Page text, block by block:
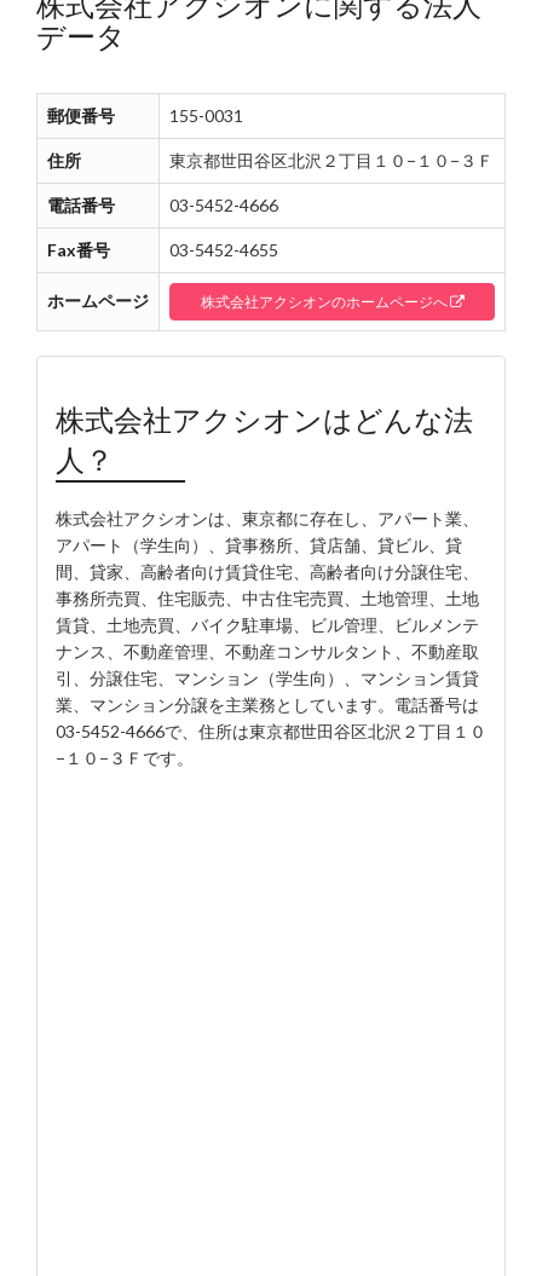
データ
郵便番号 155-0031
住所 東京都世田谷区北沢２丁目１０−１０−３Ｆ
電話番号 03-5452-4666
Fax番号 03-5452-4655
ホームページ 株式会社アクシオンのホームページへ
株式会社アクシオンはどんな法
人？
株式会社アクシオンは、東京都に存在し、アパート業、
アパート（学生向）、貸事務所、貸店舗、貸ビル、貸
間、貸家、高齢者向け賃貸住宅、高齢者向け分譲住宅、
事務所売買、住宅販売、中古住宅売買、土地管理、土地
賃貸、土地売買、バイク駐車場、ビル管理、ビルメンテ
ナンス、不動産管理、不動産コンサルタント、不動産取
引、分譲住宅、マンション（学生向）、マンション賃貸
業、マンション分譲を主業務としています。電話番号は
03-5452-4666で、住所は東京都世田谷区北沢２丁目１０
−１０−３Ｆです。